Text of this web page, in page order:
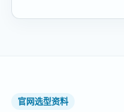
官网选型资料